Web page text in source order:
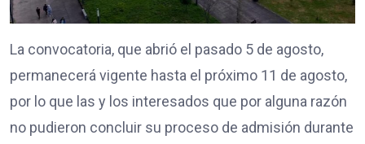
La convocatoria, que abrió el pasado 5 de agosto,
permanecerá vigente hasta el próximo 11 de agosto,
por lo que las y los interesados que por alguna razón
no pudieron concluir su proceso de admisión durante